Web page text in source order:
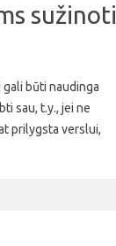
sužinoti
gali būti naudinga
sau, t.y., jei ne
prilygsta verslui,